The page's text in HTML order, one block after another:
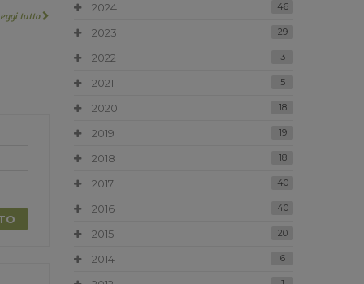
tutto
2024 46
2023 29
2022 3
2021 5
2020 18
2019 19
2018 18
2017 40
2016 40
2015 20
2014 6